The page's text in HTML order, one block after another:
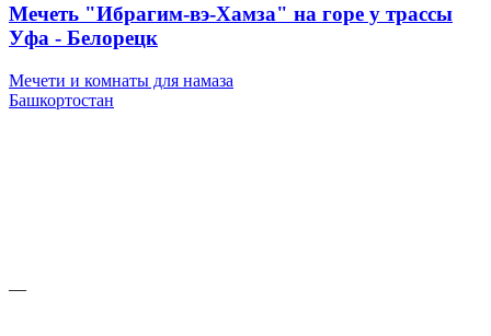
Мечеть "Ибрагим-вэ-Хамза" на горе у трассы
Уфа - Белорецк
Мечети и комнаты для намаза
Башкортостан
—